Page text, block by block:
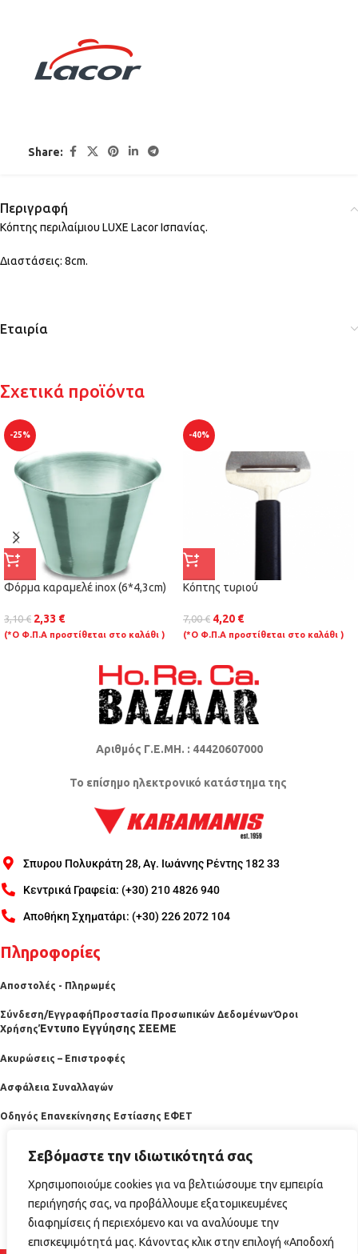
Σεβόμαστε την ιδιωτικότητά σας
Χρησιμοποιούμε cookies για να βελτιώσουμε την εμπειρία
περιήγησής σας, να προβάλλουμε εξατομικευμένες
διαφημίσεις ή περιεχόμενο και να αναλύουμε την
επισκεψιμότητά μας. Κάνοντας κλικ στην επιλογή «Αποδοχή
Share:
Περιγραφή
Κόπτης περιλαίμιου LUXE Lacor Ισπανίας.
Διαστάσεις: 8cm.
Εταιρία
Σχετικά προϊόντα
-25%
Φόρμα καραμελέ inox (6*4,3cm)
3,10€ 2,33 €
(*Ο Φ.Π.Α προστίθεται στο καλάθι )
-40%
Κόπτης τυριού
7,00€ 4,20 €
(*Ο Φ.Π.Α προστίθεται στο καλάθι )
Αριθμός Γ.Ε.ΜΗ. : 44420607000
Το επίσημο ηλεκτρονικό κατάστημα της
Σπυρου Πολυκράτη 28, Αγ. Ιωάννης Ρέντης 182 33
Κεντρικά Γραφεία: (+30) 210 4826 940
Αποθήκη Σχηματάρι: (+30) 226 2072 104
Πληροφορίες
Αποστολές - Πληρωμές
Σύνδεση/ΕγγραφήΠροστασία Προσωπικών ΔεδομένωνΌροι
ΧρήσηςΈντυπο Εγγύησης ΣΕΕΜΕ
Ακυρώσεις – Επιστροφές
Ασφάλεια Συναλλαγών
Οδηγός Επανεκίνησης Εστίασης ΕΦΕΤ